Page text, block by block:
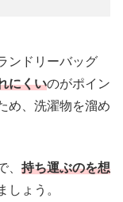
ンドリーバッグ
にくいのがポイン
め、洗濯物を溜め
、 持ち運ぶのを想
しょう。